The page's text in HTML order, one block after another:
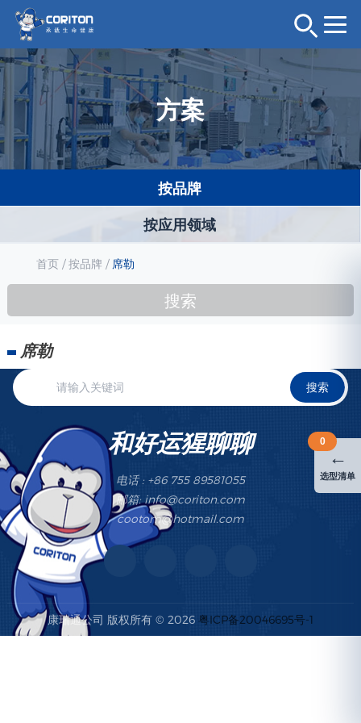
方案
按品牌
按应用领域
首页/按品牌 / 席勒
搜索
席勒
搜索
和好运猩聊聊
电话 : +86 755 89581055
邮箱: info@coriton.com
cootom@hotmail.com
康瑞通公司 版权所有 © 2026 粤ICP备20046695号-1
←
选型清单
0